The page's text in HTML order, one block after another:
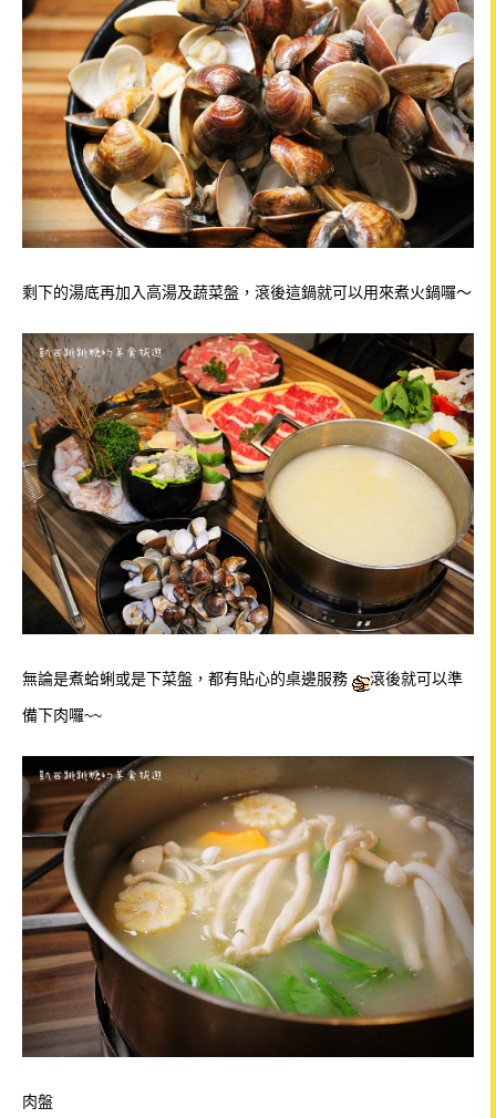
剩下的湯底再加入高湯及蔬菜盤，滾後這鍋就可以用來煮火鍋囉～
無論是煮蛤蜊或是下菜盤，都有貼心的桌邊服務 滾後就可以準
備下肉囉~~
肉盤